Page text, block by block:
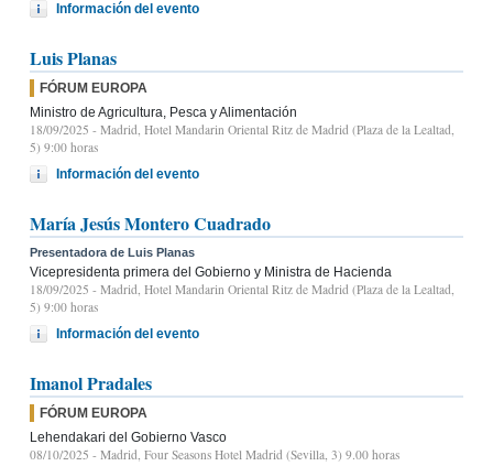
Información del evento
Luis Planas
FÓRUM EUROPA
Ministro de Agricultura, Pesca y Alimentación
18/09/2025 - Madrid, Hotel Mandarin Oriental Ritz de Madrid (Plaza de la Lealtad,
5) 9:00 horas
Información del evento
María Jesús Montero Cuadrado
Presentadora de Luis Planas
Vicepresidenta primera del Gobierno y Ministra de Hacienda
18/09/2025 - Madrid, Hotel Mandarin Oriental Ritz de Madrid (Plaza de la Lealtad,
5) 9:00 horas
Información del evento
Imanol Pradales
FÓRUM EUROPA
Lehendakari del Gobierno Vasco
08/10/2025 - Madrid, Four Seasons Hotel Madrid (Sevilla, 3) 9.00 horas